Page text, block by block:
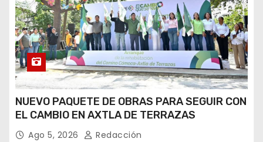
NUEVO PAQUETE DE OBRAS PARA SEGUIR CON
EL CAMBIO EN AXTLA DE TERRAZAS
Ago 5, 2026 Redacción